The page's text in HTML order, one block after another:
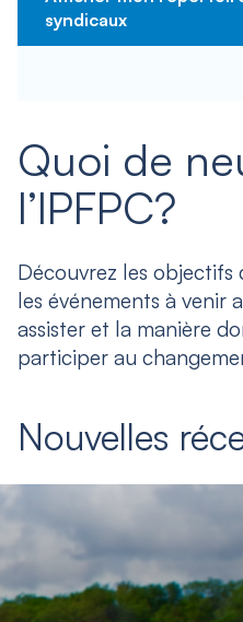
syndicaux
Quoi de
l’IPFPC?
Découvrez les objectifs
les événements à venir
assister et la manière
participer au
Nouvelles